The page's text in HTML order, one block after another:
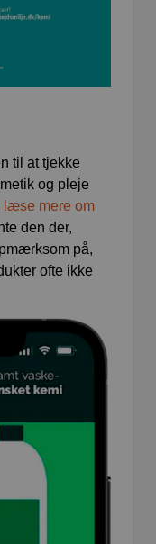
til at tjekke
og pleje
læse mere om
den der,
på,
ofte ikke